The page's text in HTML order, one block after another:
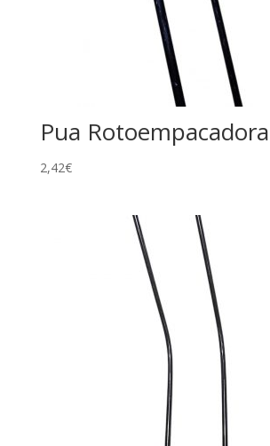
Pua Rotoempacadora
2,42€